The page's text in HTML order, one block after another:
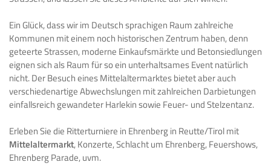
Ein Glück, dass wir im Deutsch sprachigen Raum zahlreiche
Kommunen mit einem noch historischen Zentrum haben, denn
geteerte Strassen, moderne Einkaufsmärkte und Betonsiedlungen
eignen sich als Raum für so ein unterhaltsames Event natürlich
nicht. Der Besuch eines Mittelaltermarktes bietet aber auch
verschiedenartige Abwechslungen mit zahlreichen Darbietungen
einfallsreich gewandeter Harlekin sowie Feuer- und Stelzentanz.
Erleben Sie die Ritterturniere in Ehrenberg in Reutte/Tirol mit
Mittelaltermarkt, Konzerte, Schlacht um Ehrenberg, Feuershows,
Ehrenberg Parade, uvm.